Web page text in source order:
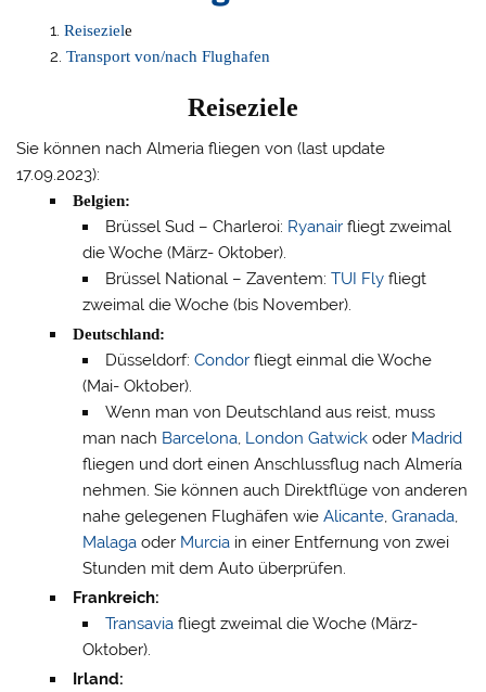
Reiseziele
Transport von/nach Flughafen
Reiseziele
Sie können nach Almeria fliegen von (last update
17.09.2023):
Belgien:
Brüssel Sud – Charleroi: Ryanairfliegt zweimal
die Woche (März- Oktober).
Brüssel National – Zaventem:TUI Fly fliegt
zweimal die Woche (bis November).
Deutschland:
Düsseldorf:Condor fliegt einmal die Woche
(Mai- Oktober).
Wenn man von Deutschland aus reist, muss
man nach Barcelona, London Gatwickoder Madrid
fliegen und dort einen Anschlussflug nach Almería
nehmen. Sie können auch Direktflüge von anderen
nahe gelegenen Flughäfen wie Alicante, Granada,
Malagaoder Murciain einer Entfernung von zwei
Stunden mit dem Auto überprüfen.
Frankreich:
Transavia fliegt zweimal die Woche (März-
Oktober).
Irland: